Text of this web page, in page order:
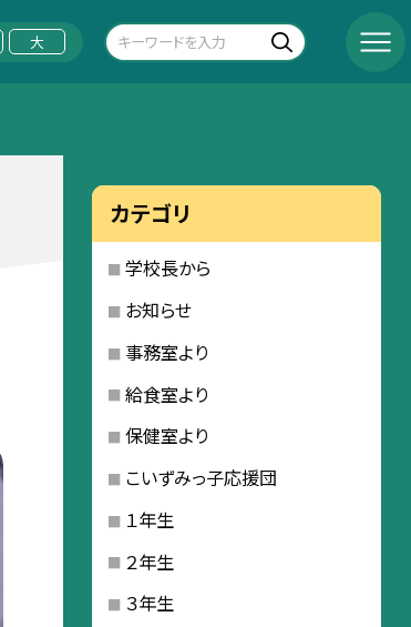
大
カテゴリ
学校長から
お知らせ
事務室より
給食室より
保健室より
こいずみっ子応援団
１年生
２年生
３年生